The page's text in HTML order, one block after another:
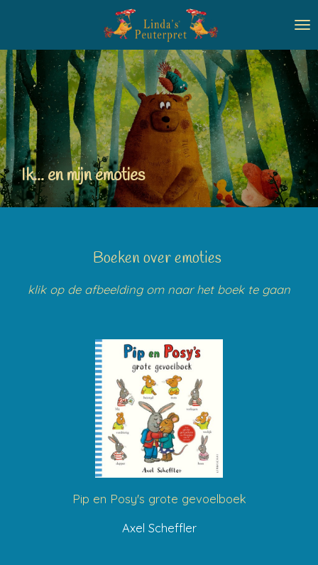
naar
de
hoofdinhoud
Ik... en mijn emoties
Boeken over emoties
klik op de afbeelding om naar het boek te gaan
Pip en Posy's grote gevoelboek
Axel Scheffler